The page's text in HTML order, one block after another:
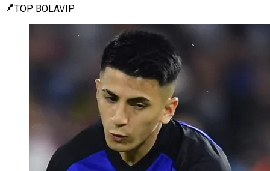
TOP BOLAVIP